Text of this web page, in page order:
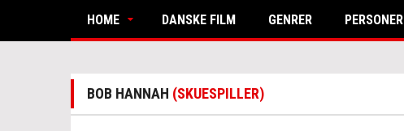
HOME DANSKE FILM GENRER PERSONER
BOB HANNAH (SKUESPILLER)